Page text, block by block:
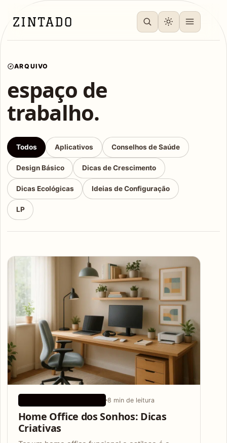
ARQUIVO
espaço de
trabalho.
Todos Aplicativos Conselhos de Saúde
Design Básico Dicas de Crescimento
Dicas Ecológicas Ideias de Configuração
LP
Articles
8 min de leitura
Home Office dos Sonhos: Dicas
Criativas